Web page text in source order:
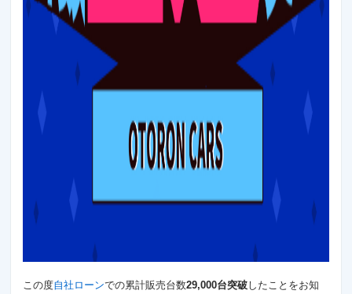
この度自社ローンでの累計販売台数29,000台突破したことをお知